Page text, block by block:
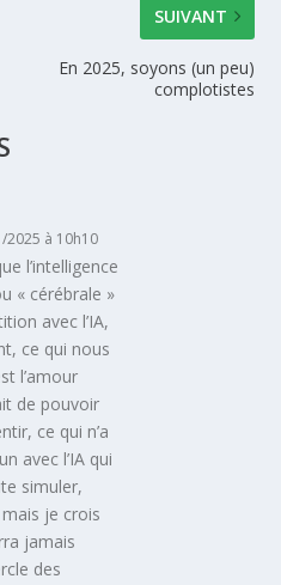
SUIVANT
En 2025, soyons (un peu)
complotistes
2025 à 10h10
l’intelligence
« cérébrale »
avec l’IA,
ce qui nous
l’amour
de pouvoir
ce qui n’a
avec l’IA qui
simuler,
je crois
jamais
des